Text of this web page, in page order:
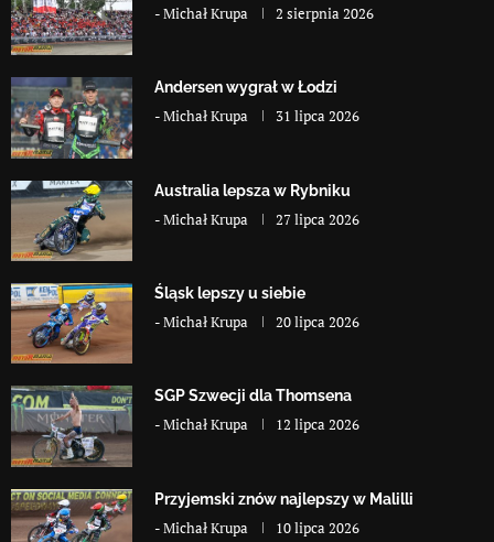
-Michał Krupa 2 sierpnia 2026
Andersen wygrał w Łodzi
-Michał Krupa 31 lipca 2026
Australia lepsza w Rybniku
-Michał Krupa 27 lipca 2026
Śląsk lepszy u siebie
-Michał Krupa 20 lipca 2026
SGP Szwecji dla Thomsena
-Michał Krupa 12 lipca 2026
Przyjemski znów najlepszy w Malilli
-Michał Krupa 10 lipca 2026